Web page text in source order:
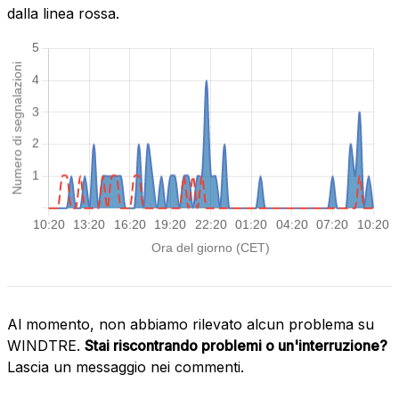
dalla linea rossa.
Al momento, non abbiamo rilevato alcun problema su
WINDTRE. Stai riscontrando problemi o un'interruzione?
Lascia un messaggio nei commenti.